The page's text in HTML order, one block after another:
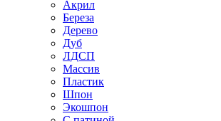
Акрил
Береза
Дерево
Дуб
ЛДСП
Массив
Пластик
Шпон
Экошпон